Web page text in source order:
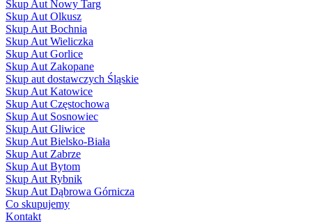
Skup Aut Nowy Targ
Skup Aut Olkusz
Skup Aut Bochnia
Skup Aut Wieliczka
Skup Aut Gorlice
Skup Aut Zakopane
Skup aut dostawczych Śląskie
Skup Aut Katowice
Skup Aut Częstochowa
Skup Aut Sosnowiec
Skup Aut Gliwice
Skup Aut Bielsko-Biała
Skup Aut Zabrze
Skup Aut Bytom
Skup Aut Rybnik
Skup Aut Dąbrowa Górnicza
Co skupujemy
Kontakt